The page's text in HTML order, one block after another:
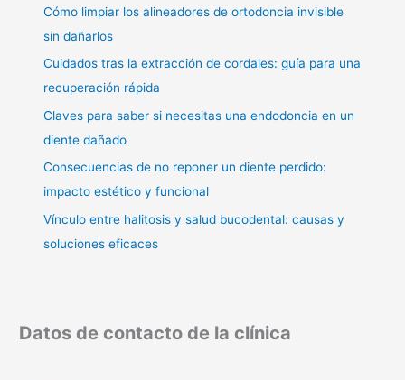
Cómo limpiar los alineadores de ortodoncia invisible
sin dañarlos
Cuidados tras la extracción de cordales: guía para una
recuperación rápida
Claves para saber si necesitas una endodoncia en un
diente dañado
Consecuencias de no reponer un diente perdido:
impacto estético y funcional
Vínculo entre halitosis y salud bucodental: causas y
soluciones eficaces
Datos de contacto de la clínica